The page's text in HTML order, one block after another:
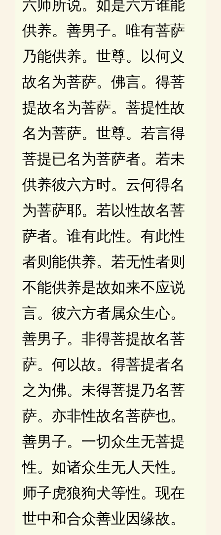
六师所说。如是六方谁能
供养。善男子。唯有菩萨
乃能供养。世尊。以何义
故名为菩萨。佛言。得菩
提故名为菩萨。菩提性故
名为菩萨。世尊。若言得
菩提已名为菩萨者。若未
供养彼六方时。云何得名
为菩萨耶。若以性故名菩
萨者。谁有此性。有此性
者则能供养。若无性者则
不能供养是故如来不应说
言。彼六方者属众生心。
善男子。非得菩提故名菩
萨。何以故。得菩提者名
之为佛。未得菩提乃名菩
萨。亦非性故名菩萨也。
善男子。一切众生无菩提
性。如诸众生无人天性。
师子虎狼狗犬等性。现在
世中和合众善业因缘故。